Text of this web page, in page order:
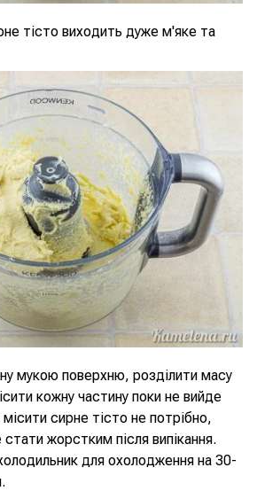
тісто виходить дуже м'яке та
мукою поверхню, розділити масу
кожну частину поки не вийде
сирне тісто не потрібно,
жорстким після випікання.
для охолодження на 30-